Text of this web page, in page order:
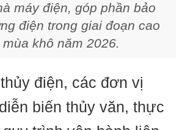
máy điện, góp phần bảo
điện trong giai đoạn cao
khô năm 2026.
điện, các đơn vị
biến thủy văn, thực